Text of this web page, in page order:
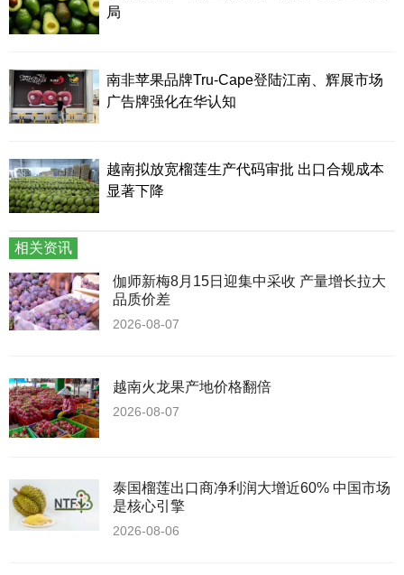
局
南非苹果品牌Tru-Cape登陆江南、辉展市场
广告牌强化在华认知
越南拟放宽榴莲生产代码审批 出口合规成本
显著下降
相关资讯
伽师新梅8月15日迎集中采收 产量增长拉大
品质价差
2026-08-07
越南火龙果产地价格翻倍
2026-08-07
泰国榴莲出口商净利润大增近60% 中国市场
是核心引擎
2026-08-06